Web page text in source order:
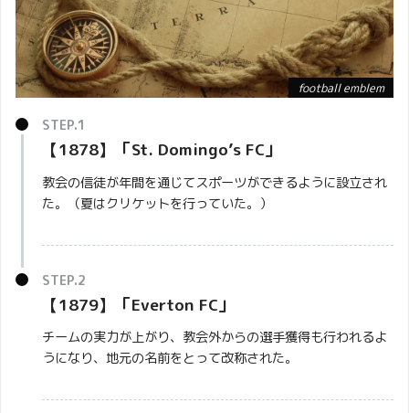
football emblem
バター（と場合によっては小麦粉）と糖蜜または砂
糖を加熱（転化糖を生成）して作られる菓子
エンブレム
エヴァートン地区で作られるエヴァート
るキャンディのようなお菓子がグディソ
来しています。
football emblem
【1878】「St. Domingo’s FC」
教会の信徒が年間を通じてスポーツができるように設立され
た。（夏はクリケットを行っていた。）
【1879】「Everton FC」
チームの実力が上がり、教会外からの選手獲得も行われるよ
うになり、地元の名前をとって改称された。